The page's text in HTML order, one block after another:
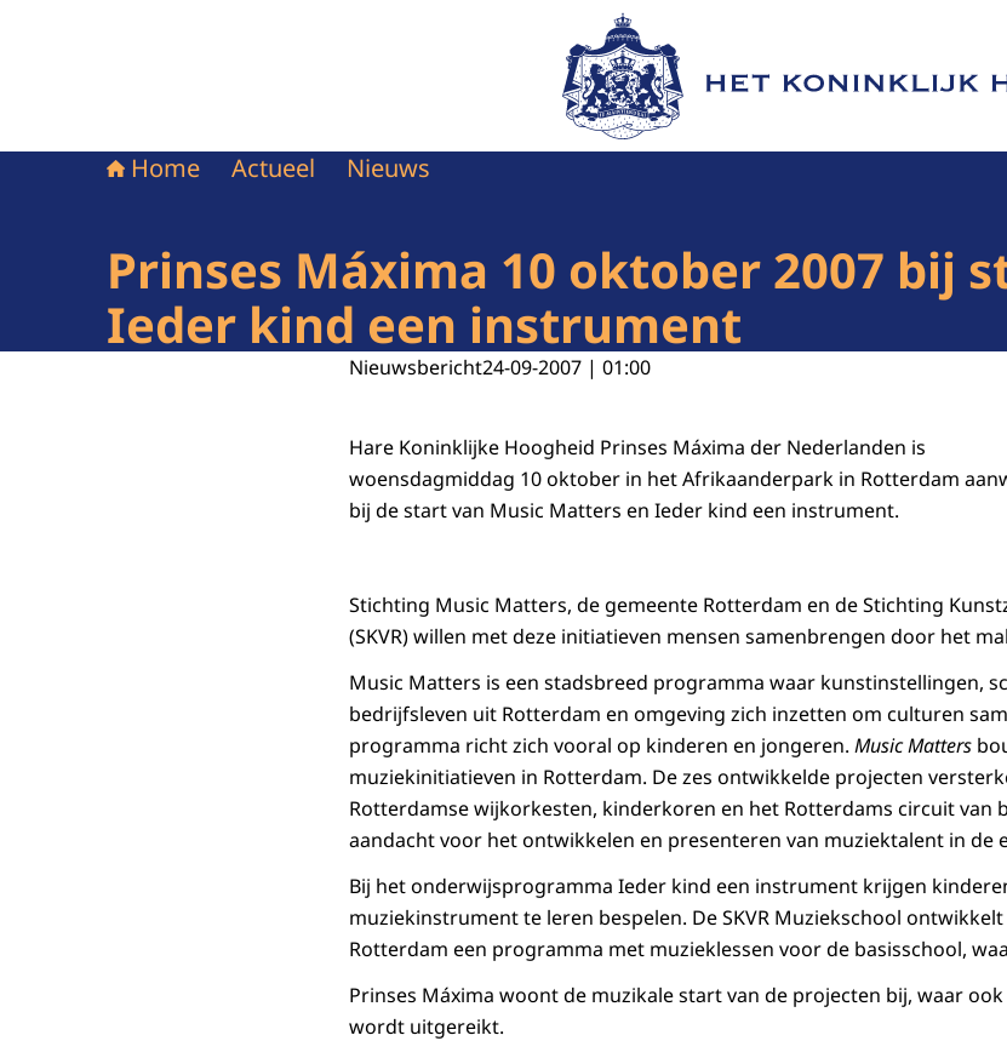
Naar de homepage van Het Koninklijk Huis
Home Actueel Nieuws
Prinses Máxima 10 oktober 2007 bij
Ieder kind een instrument
Nieuwsbericht24-09-2007 | 01:00
Hare Koninklijke Hoogheid Prinses Máxima der Nederlanden is
woensdagmiddag 10 oktober in het Afrikaanderpark in Rotterdam
bij de start van Music Matters en Ieder kind een instrument.
Stichting Music Matters, de gemeente Rotterdam en de Stichting
(SKVR) willen met deze initiatieven mensen samenbrengen door het
Music Matters is een stadsbreed programma waar kunstinstellingen,
bedrijfsleven uit Rotterdam en omgeving zich inzetten om culturen
programma richt zich vooral op kinderen en jongeren. Music Matters
muziekinitiatieven in Rotterdam. De zes ontwikkelde projecten
Rotterdamse wijkorkesten, kinderkoren en het Rotterdams circuit van
aandacht voor het ontwikkelen en presenteren van muziektalent in de
Bij het onderwijsprogramma Ieder kind een instrument krijgen
muziekinstrument te leren bespelen. De SKVR Muziekschool
Rotterdam een programma met muzieklessen voor de basisschool,
Prinses Máxima woont de muzikale start van de projecten bij, waar
wordt uitgereikt.